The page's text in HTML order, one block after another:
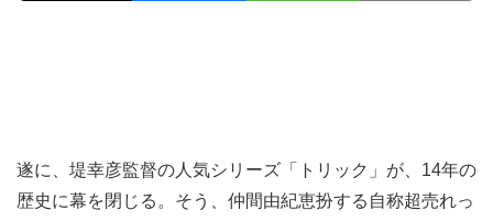
遂に、堤幸彦監督の人気シリーズ「トリック」が、14年の
歴史に幕を閉じる。そう、仲間由紀恵扮する自称超売れっ